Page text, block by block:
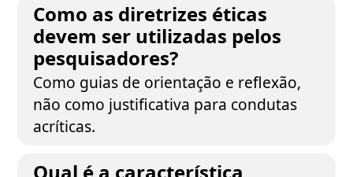
Como as diretrizes éticas
devem ser utilizadas pelos
pesquisadores?
Como guias de orientação e reflexão,
não como justificativa para condutas
acríticas.